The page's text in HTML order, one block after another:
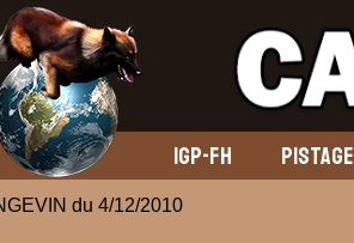
IGP-FH PISTAGE
du 4/12/2010